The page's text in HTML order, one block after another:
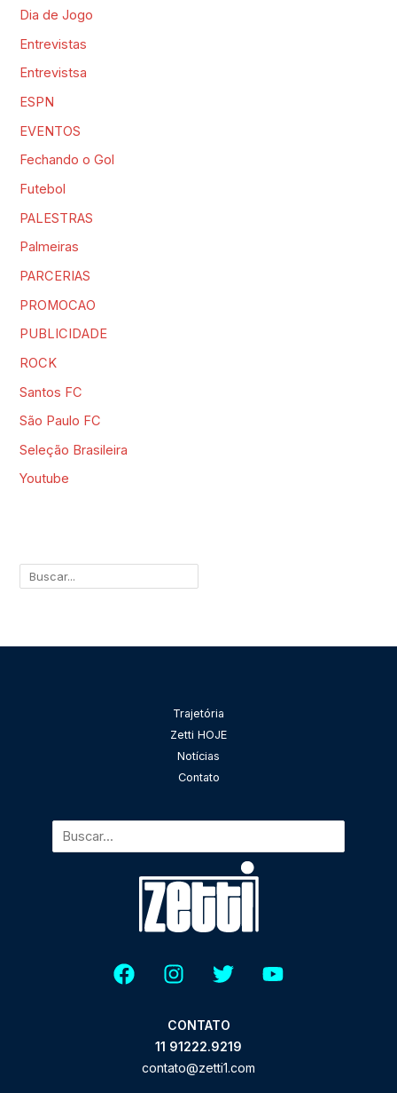
Dia de Jogo
Entrevistas
Entrevistsa
ESPN
EVENTOS
Fechando o Gol
Futebol
PALESTRAS
Palmeiras
PARCERIAS
PROMOCAO
PUBLICIDADE
ROCK
Santos FC
São Paulo FC
Seleção Brasileira
Youtube
Trajetória
Zetti HOJE
Notícias
Contato
Pesquisar
CONTATO
11 91222.9219
contato@zetti1.com